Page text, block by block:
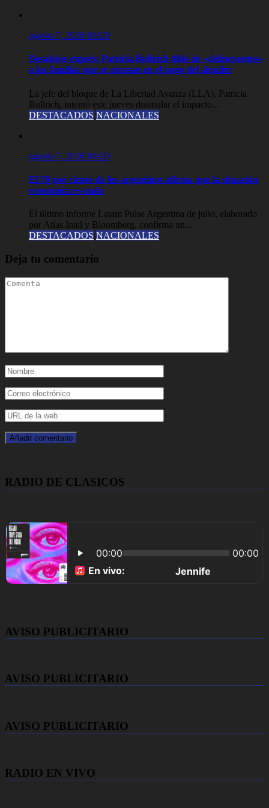
agosto 7, 2026 MAD
Desalojos exprés: Patricia Bullrich tildó de «delincuentes»
a las familias que se atrasan en el pago del alquiler
La jefe del bloque de La Libertad Avanza (LLA), Patricia
Bullrich, intentó este jueves disimular el impacto...
DESTACADOS NACIONALES
agosto 7, 2026 MAD
El 70 por ciento de los argentinos afirma que la situación
económica es mala
El último informe Latam Pulse Argentina de julio, elaborado
por Atlas Intel y Bloomberg, confirma un...
DESTACADOS NACIONALES
Deja tu comentario
RADIO DE CLASICOS
AVISO PUBLICITARIO
AVISO PUBLICITARIO
AVISO PUBLICITARIO
RADIO EN VIVO